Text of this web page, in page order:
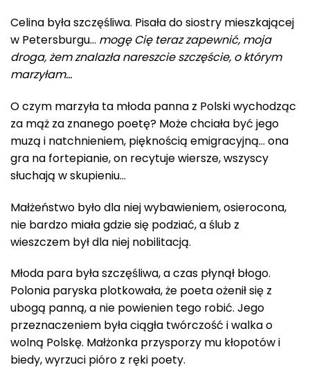
Celina była szczęśliwa. Pisała do siostry mieszkającej
w Petersburgu… mogę Cię teraz zapewnić, moja
droga, żem znalazła nareszcie szczęście, o którym
marzyłam…
O czym marzyła ta młoda panna z Polski wychodząc
za mąż za znanego poetę? Może chciała być jego
muzą i natchnieniem, pięknością emigracyjną… ona
gra na fortepianie, on recytuje wiersze, wszyscy
słuchają w skupieniu…
Małżeństwo było dla niej wybawieniem, osierocona,
nie bardzo miała gdzie się podziać, a ślub z
wieszczem był dla niej nobilitacją.
Młoda para była szczęśliwa, a czas płynął błogo.
Polonia paryska plotkowała, że poeta ożenił się z
ubogą panną, a nie powienien tego robić. Jego
przeznaczeniem była ciągła twórczość i walka o
wolną Polskę. Małżonka przysporzy mu kłopotów i
biedy, wyrzuci pióro z ręki poety.